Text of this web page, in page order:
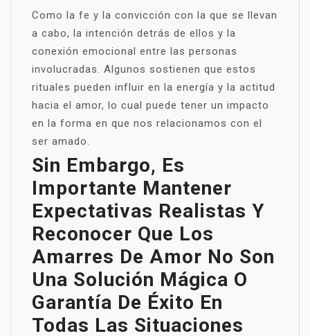
Como la fe y la convicción con la que se llevan
a cabo, la intención detrás de ellos y la
conexión emocional entre las personas
involucradas. Algunos sostienen que estos
rituales pueden influir en la energía y la actitud
hacia el amor, lo cual puede tener un impacto
en la forma en que nos relacionamos con el
ser amado.
Sin Embargo, Es
Importante Mantener
Expectativas Realistas Y
Reconocer Que Los
Amarres De Amor No Son
Una Solución Mágica O
Garantía De Éxito En
Todas Las Situaciones